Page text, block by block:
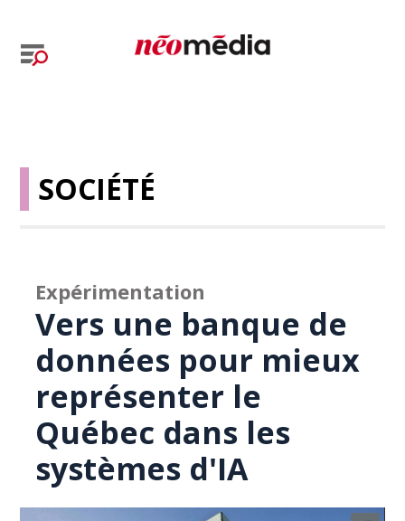
SOCIÉTÉ
Expérimentation
Vers une banque de
données pour mieux
représenter le
Québec dans les
systèmes d'IA